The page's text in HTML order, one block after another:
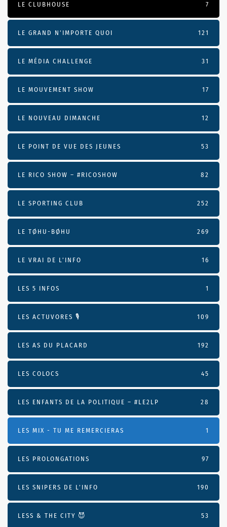
LE CLUBHOUSE 7
LE GRAND N’IMPORTE QUOI 121
LE MÉDIA CHALLENGE 31
LE MOUVEMENT SHOW 17
LE NOUVEAU DIMANCHE 12
LE POINT DE VUE DES JEUNES 53
LE RICO SHOW – #RICOSHOW 82
LE SPORTING CLUB 252
LE TØHU-BØHU 269
LE VRAI DE L’INFO 16
LES 5 INFOS 1
LES ACTUVORES 🎙 109
LES AS DU PLACARD 192
LES COLOCS 45
LES ENFANTS DE LA POLITIQUE – #LE2LP 28
LES MIX - TU ME REMERCIERAS 1
LES PROLONGATIONS 97
LES SNIPERS DE L’INFO 190
LESS & THE CITY 😈 53